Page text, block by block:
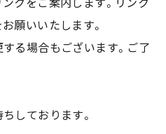
願いいたします。
る場合もございます。ご了
しております。